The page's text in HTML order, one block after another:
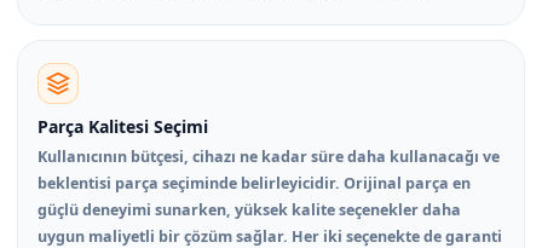
Parça Kalitesi Seçimi
Kullanıcının bütçesi, cihazı ne kadar süre daha kullanacağı ve
beklentisi parça seçiminde belirleyicidir. Orijinal parça en
güçlü deneyimi sunarken, yüksek kalite seçenekler daha
uygun maliyetli bir çözüm sağlar. Her iki seçenekte de garanti